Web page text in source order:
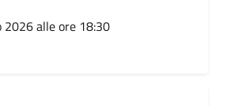
2026 alle ore 18:30